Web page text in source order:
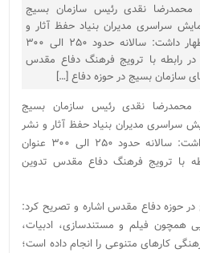
محمدرضا نقدی رئیس سازمان بسیج
سراسری مدیران بنیاد حفظ آثار و
نشر ارزش‌های دفاع مقدس اظهار داشت: سالانه حدود ۲۵۰ الی ۳۰۰
رابطه با ترویج فرهنگ دفاع مقدس
سازمان بسیج در حوزه دفاع […]
محمدرضا نقدی رئیس سازمان بسیج
سراسری مدیران بنیاد حفظ آثار و نشر
ارزش‌های دفاع مقدس اظهار داشت: سالانه حدود ۲۵۰ الی ۳۰۰ عنوان
با ترویج فرهنگ دفاع مقدس تدوین
حوزه دفاع مقدس اشاره و تصریح کرد:
همچون فیلم و مستندسازی، ادبیات،
کارهای متنوعی را انجام داده است؛